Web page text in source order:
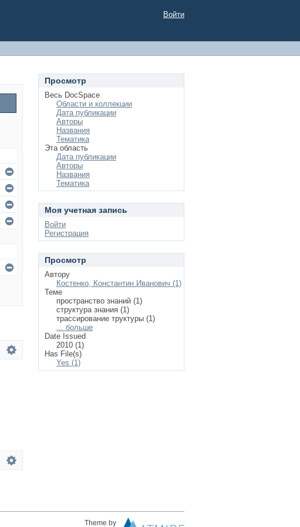
Войти
Просмотр
Весь DocSpace
Области и коллекции
Дата публикации
Авторы
Названия
Тематика
Эта область
Дата публикации
Авторы
Названия
Тематика
Моя учетная запись
Войти
Регистрация
Просмотр
Автору
Костенко, Константин Иванович (1)
Теме
пространство знаний (1)
структура знания (1)
трассирование труктуры (1)
... больше
Date Issued
2010 (1)
Has File(s)
Yes (1)
Theme by